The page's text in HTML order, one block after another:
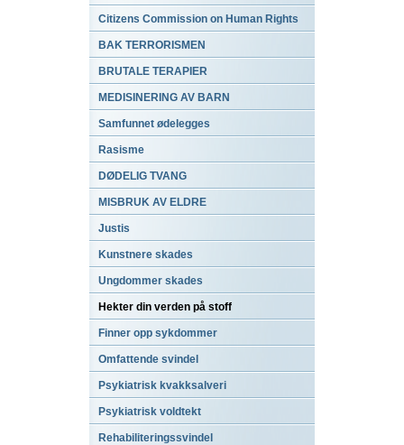
Citizens Commission on Human Rights
BAK TERRORISMEN
BRUTALE TERAPIER
MEDISINERING AV BARN
Samfunnet ødelegges
Rasisme
DØDELIG TVANG
MISBRUK AV ELDRE
Justis
Kunstnere skades
Ungdommer skades
Hekter din verden på stoff
Finner opp sykdommer
Omfattende svindel
Psykiatrisk kvakksalveri
Psykiatrisk voldtekt
Rehabiliteringssvindel